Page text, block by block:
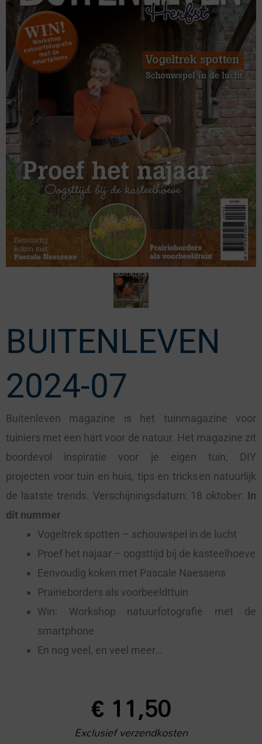
BUITENLEVEN
2024-07
Buitenleven magazine is het tuinmagazine voor
tuiniers met een hart voor de natuur. Het magazine zit
boordevol inspiratie voor je eigen tuin, DIY
projecten voor tuin en huis, tips en tricks en natuurlijk
de laatste trends. Verschijningsdatum: 18 oktober. In
dit nummer
Vogeltrek spotten – schouwspel in de lucht
Proef het najaar – oogsttijd bij de kasteelhoeve
Eenvoudig koken met Pascale Naessens
Prairieborders als voorbeeldttuin
Win: Workshop natuurfotografie met de
smartphone
En nog veel, en veel meer…
€11,50
Exclusief verzendkosten